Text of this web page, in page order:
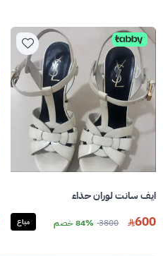
ايف سانت لوران حذاء
600
3800 84% خصم مباع